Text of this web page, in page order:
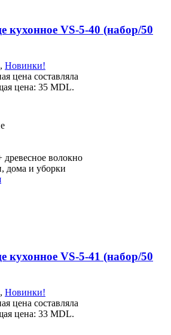
кухонное VS-5-40 (набор/50
, Новинки!
цена составляла
цена: 35 MDL.
древесное волокно
дома и уборки
кухонное VS-5-41 (набор/50
, Новинки!
цена составляла
цена: 33 MDL.